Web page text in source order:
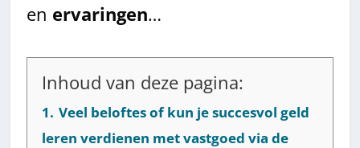
en ervaringen…
Inhoud van deze pagina:
1. Veel beloftes of kun je succesvol geld
leren verdienen met vastgoed via de